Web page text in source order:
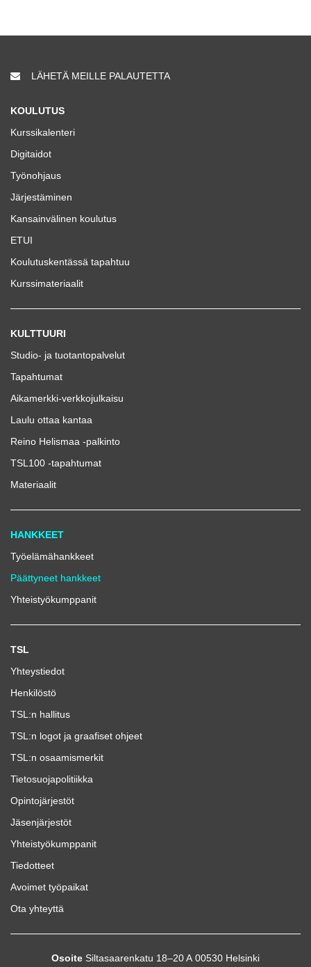
LÄHETÄ MEILLE PALAUTETTA
KOULUTUS
Kurssikalenteri
Digitaidot
Työnohjaus
Järjestäminen
Kansainvälinen koulutus
ETUI
Koulutuskentässä tapahtuu
Kurssimateriaalit
KULTTUURI
Studio- ja tuotantopalvelut
Tapahtumat
Aikamerkki-verkkojulkaisu
Laulu ottaa kantaa
Reino Helismaa -palkinto
TSL100 -tapahtumat
Materiaalit
HANKKEET
Työelämähankkeet
Päättyneet hankkeet
Yhteistyökumppanit
TSL
Yhteystiedot
Henkilöstö
TSL:n hallitus
TSL:n logot ja graafiset ohjeet
TSL:n osaamismerkit
Tietosuojapolitiikka
Opintojärjestöt
Jäsenjärjestöt
Yhteistyökumppanit
Tiedotteet
Avoimet työpaikat
Ota yhteyttä
Osoite Siltasaarenkatu 18–20 A 00530 Helsinki